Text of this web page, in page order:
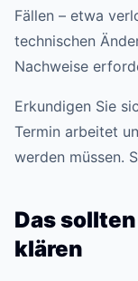
Fällen – etwa
technischen
Nachweise
Erkundigen Sie
Termin arbeitet
werden müssen.
Das
klären